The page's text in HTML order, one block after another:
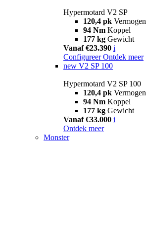
Hypermotard V2 SP
120,4 pk Vermogen
94 Nm Koppel
177 kg Gewicht
Vanaf €23.390 i
Configureer Ontdek meer
new V2 SP 100
Hypermotard V2 SP 100
120,4 pk Vermogen
94 Nm Koppel
177 kg Gewicht
Vanaf €33.000 i
Ontdek meer
Monster